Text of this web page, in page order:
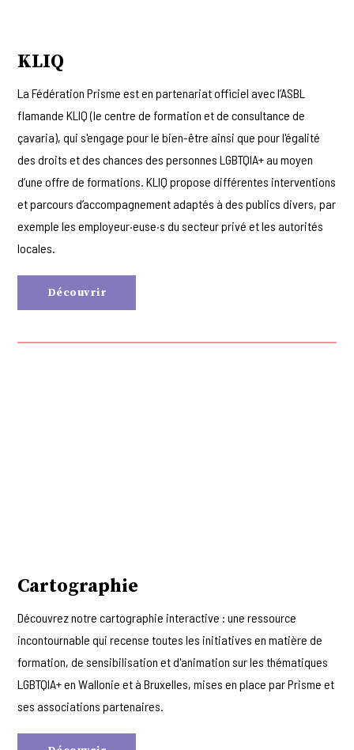
KLIQ
La Fédération Prisme est en partenariat officiel avec l’ASBL
flamande KLIQ (le centre de formation et de consultance de
çavaria), qui s'engage pour le bien-être ainsi que pour l'égalité
des droits et des chances des personnes LGBTQIA+ au moyen
d’une offre de formations. KLIQ propose différentes interventions
et parcours d’accompagnement adaptés à des publics divers, par
exemple les employeur·euse·s du secteur privé et les autorités
locales.
Découvrir
Cartographie
Découvrez notre cartographie interactive : une ressource
incontournable qui recense toutes les initiatives en matière de
formation, de sensibilisation et d'animation sur les thématiques
LGBTQIA+ en Wallonie et à Bruxelles, mises en place par Prisme et
ses associations partenaires.